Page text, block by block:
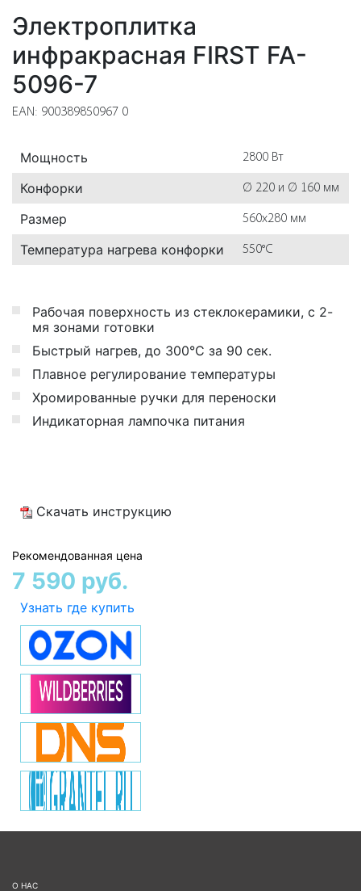
Электроплитка
инфракрасная FIRST FA-
5096-7
EAN: 900389850967 0
Мощность 2800 Вт
Конфорки Ø 220 и Ø 160 мм
Размер 560х280 мм
Температура нагрева конфорки 550°С
Рабочая поверхность из стеклокерамики, с 2-
мя зонами готовки
Быстрый нагрев, до 300°С за 90 сек.
Плавное регулирование температуры
Хромированные ручки для переноски
Индикаторная лампочка питания
Скачать инструкцию
Рекомендованная цена
7 590 руб.
Узнать где купить
О НАС